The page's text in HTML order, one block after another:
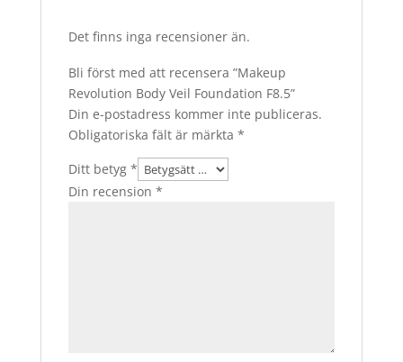
Det finns inga recensioner än.
Bli först med att recensera ”Makeup
Revolution Body Veil Foundation F8.5”
Din e-postadress kommer inte publiceras.
Obligatoriska fält är märkta *
Ditt betyg *
Din recension *